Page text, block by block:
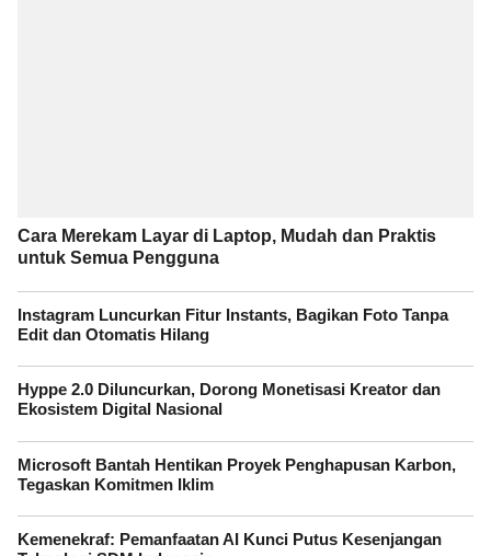
Cara Merekam Layar di Laptop, Mudah dan Praktis
untuk Semua Pengguna
Instagram Luncurkan Fitur Instants, Bagikan Foto Tanpa
Edit dan Otomatis Hilang
Hyppe 2.0 Diluncurkan, Dorong Monetisasi Kreator dan
Ekosistem Digital Nasional
Microsoft Bantah Hentikan Proyek Penghapusan Karbon,
Tegaskan Komitmen Iklim
Kemenekraf: Pemanfaatan AI Kunci Putus Kesenjangan